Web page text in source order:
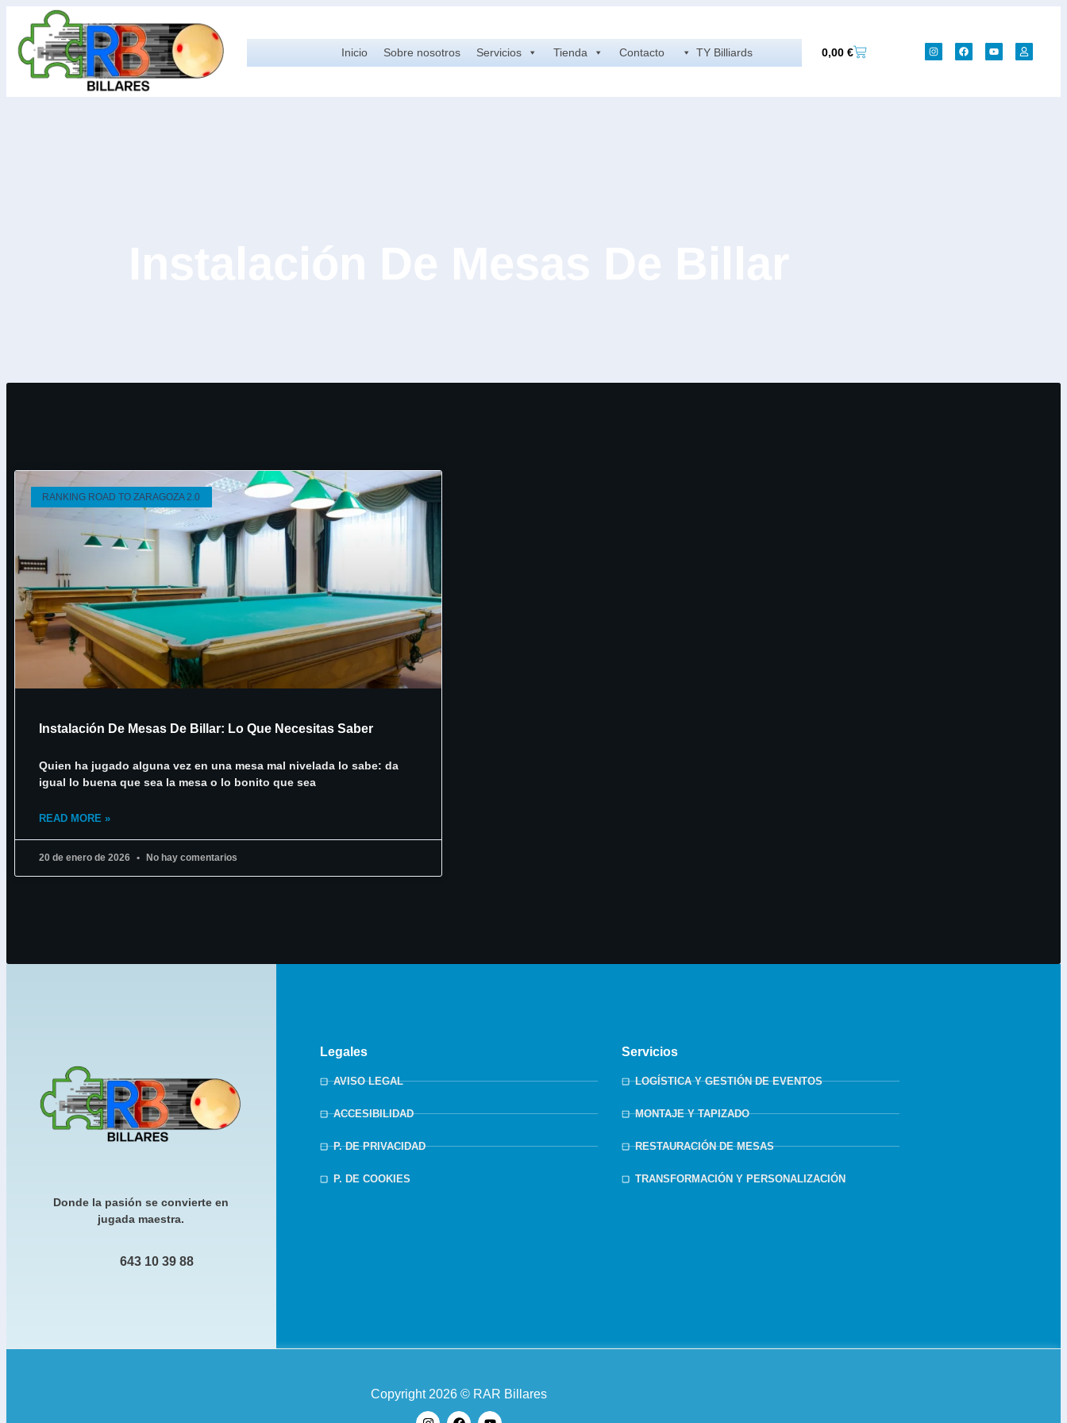
Inicio Sobre nosotros Servicios Tienda Contacto TY Billiards 0,00€
RANKING ROAD TO ZARAGOZA 2.0
Instalación De Mesas De Billar: Lo Que Necesitas Saber
Quien ha jugado alguna vez en una mesa mal nivelada lo sabe: da
igual lo buena que sea la mesa o lo bonito que sea
READ MORE »
20 de enero de 2026 No hay comentarios
Donde la pasión se convierte en
jugada maestra.
643 10 39 88
Legales
AVISO LEGAL
ACCESIBILIDAD
P. DE PRIVACIDAD
P. DE COOKIES
Servicios
LOGÍSTICA Y GESTIÓN DE EVENTOS
MONTAJE Y TAPIZADO
RESTAURACIÓN DE MESAS
TRANSFORMACIÓN Y PERSONALIZACIÓN
Copyright 2026 © RAR Billares